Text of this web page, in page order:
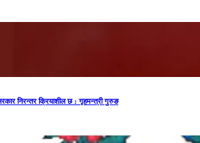
निरन्तर क्रियाशील छ : गृहमन्त्री गुरुङ